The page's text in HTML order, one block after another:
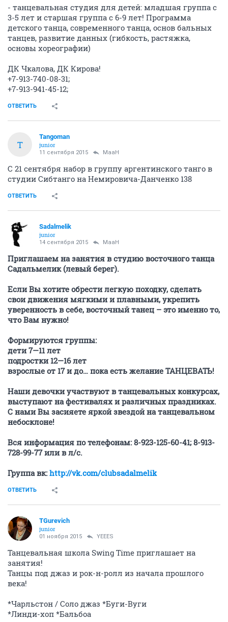
- танцевальная студия для детей: младшая группа с
3-5 лет и старшая группа с 6-9 лет! Программа
детского танца, современного танца, основ бальных
танцев, развитие данных (гибкость, растяжка,
основы хореографии)
ДК Чкалова, ДК Кирова!
+7-913-740-08-31;
+7-913-941-45-12;
ОТВЕТИТЬ
T
Tangoman
junior
11 сентября 2015 MaaH
С 21 сентября набор в группу аргентинского танго в
студии Сибтанго на Немировича-Данченко 138
ОТВЕТИТЬ
Sadalmelik
junior
14 сентября 2015 MaaH
Приглашаем на занятия в студию восточного танца
Садальмелик (левый берег).
Если Вы хотите обрести легкую походку, сделать
свои движения мягкими и плавными, укрепить
уверенность в себе, восточный танец – это именно то,
что Вам нужно!
Формируются группы:
дети 7—11 лет
подростки 12—16 лет
взрослые от 17 и до… пока есть желание ТАНЦЕВАТЬ!
Наши девочки участвуют в танцевальных конкурсах,
выступают на фестивалях и различных праздниках.
С нами Вы засияете яркой звездой на танцевальном
небосклоне!
Вся информация по телефонам: 8-923-125-60-41; 8-913-
728-99-77 или в л/с.
Группа вк:http://vk.com/clubsadalmelik
ОТВЕТИТЬ
TGurevich
junior
01 ноября 2015 YEEES
Танцевальная школа Swing Time приглашает на
занятия!
Танцы под джаз и рок-н-ролл из начала прошлого
века!
*Чарльстон / Соло джаз *Буги-Вуги
*Линди-хоп *Бальбоа